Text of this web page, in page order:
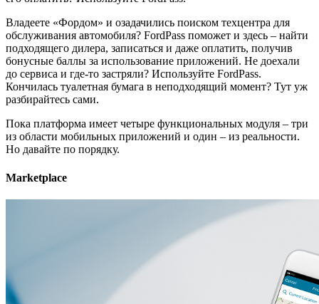
Владеете «Фордом» и озадачились поиском техцентра для
обслуживания автомобиля? FordPass поможет и здесь – найти
подходящего дилера, записаться и даже оплатить, получив
бонусные баллы за использование приложений. Не доехали
до сервиса и где-то застряли? Используйте FordPass.
Кончилась туалетная бумага в неподходящий момент? Тут уж
разбирайтесь сами.
Пока платформа имеет четыре функциональных модуля – три
из области мобильных приложений и один – из реальности.
Но давайте по порядку.
Marketplace